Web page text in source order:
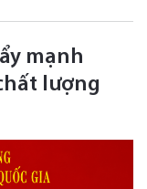
mạnh
lượng